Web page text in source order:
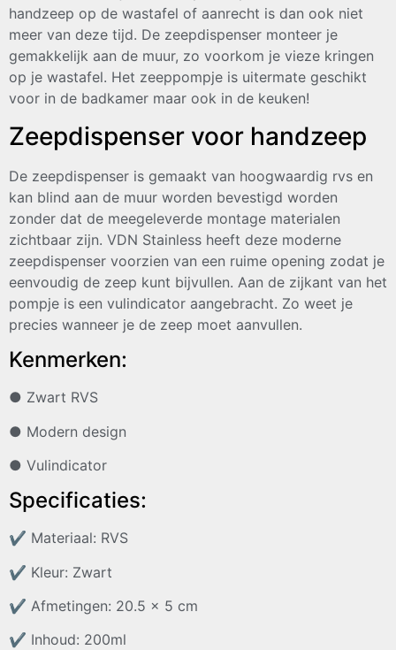
handzeep op de wastafel of aanrecht is dan ook niet
meer van deze tijd. De zeepdispenser monteer je
gemakkelijk aan de muur, zo voorkom je vieze kringen
op je wastafel. Het zeeppompje is uitermate geschikt
voor in de badkamer maar ook in de keuken!
Zeepdispenser voor handzeep
De zeepdispenser is gemaakt van hoogwaardig rvs en
kan blind aan de muur worden bevestigd worden
zonder dat de meegeleverde montage materialen
zichtbaar zijn. VDN Stainless heeft deze moderne
zeepdispenser voorzien van een ruime opening zodat je
eenvoudig de zeep kunt bijvullen. Aan de zijkant van het
pompje is een vulindicator aangebracht. Zo weet je
precies wanneer je de zeep moet aanvullen.
Kenmerken:
● Zwart RVS
● Modern design
● Vulindicator
Specificaties:
✔ Materiaal: RVS
✔ Kleur: Zwart
✔ Afmetingen: 20.5 x 5 cm
✔ Inhoud: 200ml